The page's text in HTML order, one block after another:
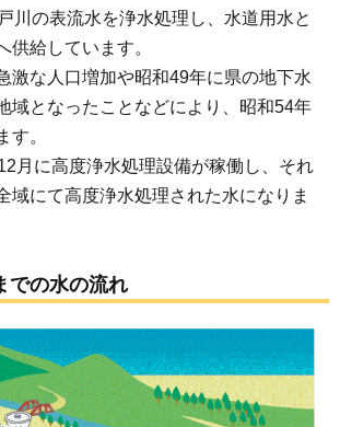
川の表流水を浄水処理し、水道用水と
供給しています。
激な人口増加や昭和49年に県の地下水
域となったことなどにより、昭和54年
す。
月に高度浄水処理設備が稼働し、それ
域にて高度浄水処理された水になりま
での水の流れ